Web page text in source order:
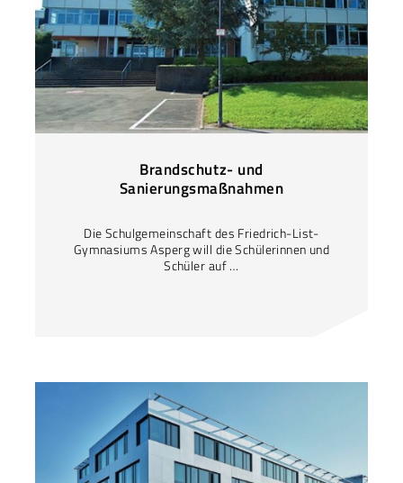
Brandschutz- und
Sanierungsmaßnahmen
Die Schulgemeinschaft des Friedrich-List-
Gymnasiums Asperg will die Schülerinnen und
Schüler auf …